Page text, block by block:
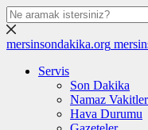
mersinsondakika.org
Servis
Son Dakika
Namaz
Hava Durumu